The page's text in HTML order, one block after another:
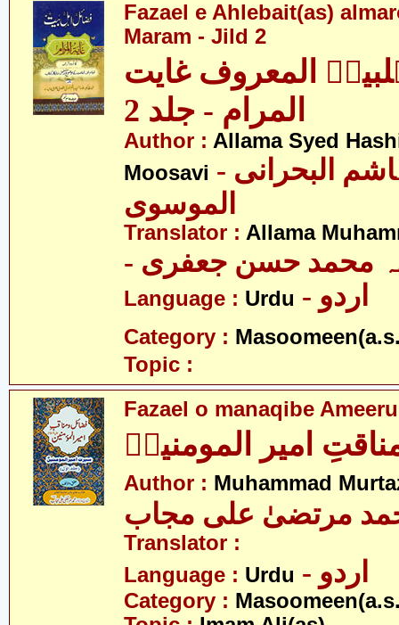
Fazael e Ahlebait(as)
Maram - Jild 2
المعروف غایت
المرام - جلد 2
Author : Allama Syed
Moosavi - علامہ سید ہاشم البحرانی
الموسوی
Translator : Allama
محمد حسن جعفری
Language : Urdu - اردو
Category :
Topic :
Fazael o manaqibe
امیر المومنینؑ
Author : Muhammad
مرتضیٰ علی مجاب
Translator :
Language : Urdu - اردو
Category :